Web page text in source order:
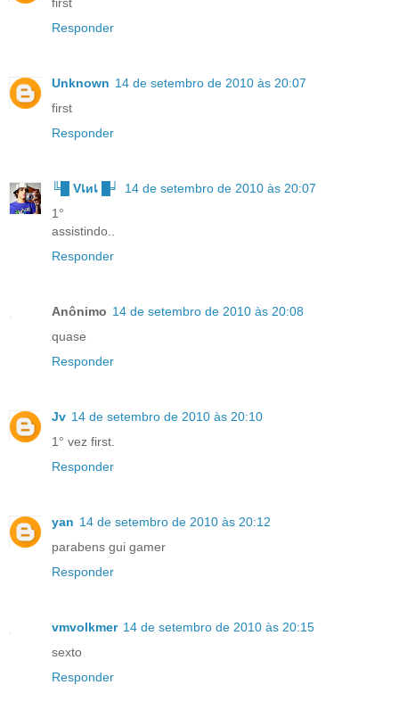
Responder
Unknown 14 de setembro de 2010 às 20:07
first
Responder
╚█ Vเиเ █╛
14 de setembro de 2010 às 20:07
1°
assistindo..
Responder
Anônimo 14 de setembro de 2010 às 20:08
quase
Responder
Jv 14 de setembro de 2010 às 20:10
1° vez first.
Responder
yan 14 de setembro de 2010 às 20:12
parabens gui gamer
Responder
vmvolkmer 14 de setembro de 2010 às 20:15
sexto
Responder